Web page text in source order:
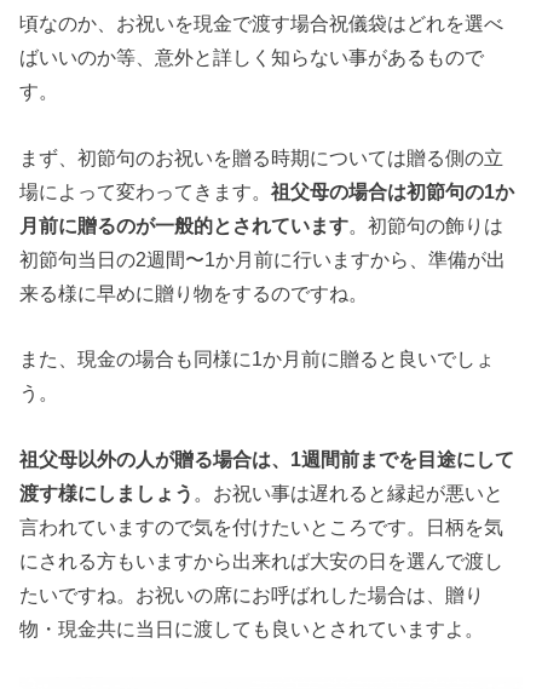
頃なのか、お祝いを現金で渡す場合祝儀袋はどれを選べ
ばいいのか等、意外と詳しく知らない事があるもので
す。
まず、初節句のお祝いを贈る時期については贈る側の立
場によって変わってきます。祖父母の場合は初節句の1か
月前に贈るのが一般的とされています。初節句の飾りは
初節句当日の2週間〜1か月前に行いますから、準備が出
来る様に早めに贈り物をするのですね。
また、現金の場合も同様に1か月前に贈ると良いでしょ
う。
祖父母以外の人が贈る場合は、1週間前までを目途にして
渡す様にしましょう
。お祝い事は遅れると縁起が悪いと
言われていますので気を付けたいところです。日柄を気
にされる方もいますから出来れば大安の日を選んで渡し
たいですね。お祝いの席にお呼ばれした場合は、贈り
物・現金共に当日に渡しても良いとされていますよ。